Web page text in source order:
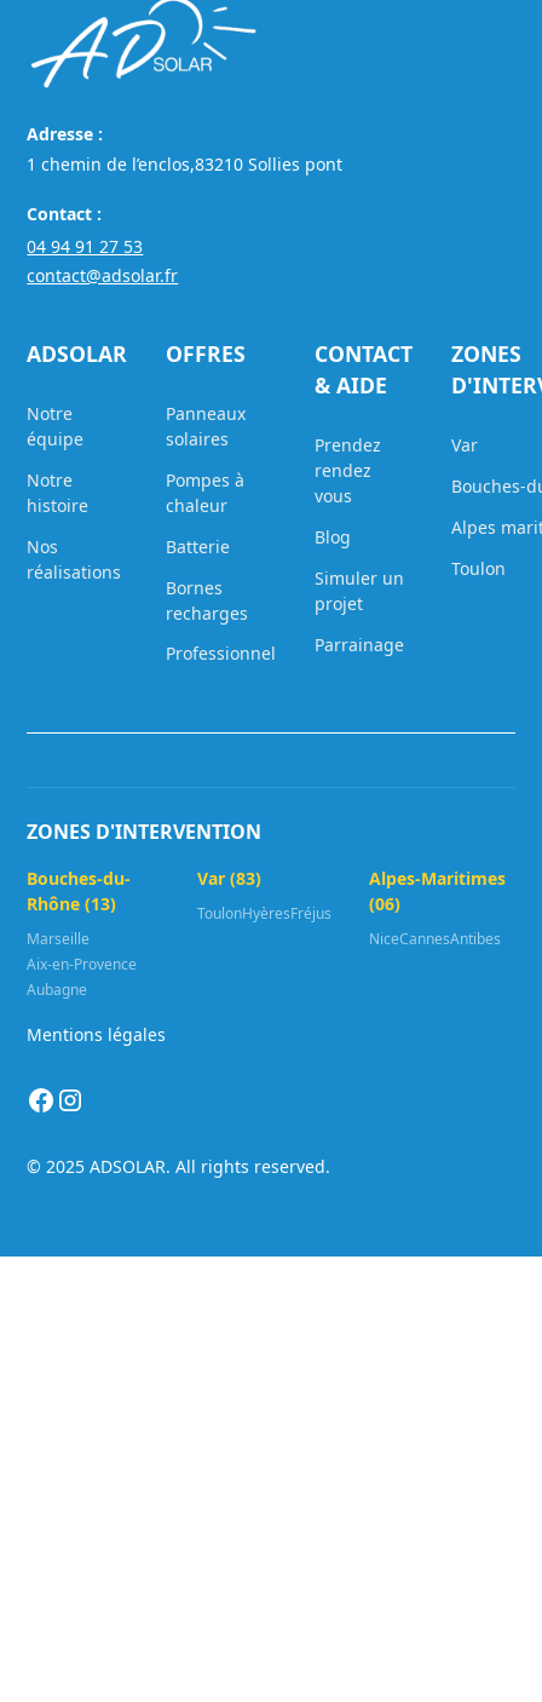
Adresse :
1 chemin de l’enclos,83210 Sollies pont
Contact :
04 94 91 27 53
contact@adsolar.fr
ADSOLAR
Notre
équipe
Notre
histoire
Nos
réalisations
OFFRES
Panneaux
solaires
Pompes à
chaleur
Batterie
Bornes
recharges
Professionnel
CONTACT
& AIDE
Prendez
rendez
vous
Blog
Simuler un
projet
Parrainage
ZONES
Var
Bouches-
Alpes
Toulon
ZONES D'INTERVENTION
Bouches-du-
Rhône (13)
Marseille
Aix-en-Provence
Aubagne
Var (83)
ToulonHyèresFréjus
Alpes-Maritimes
(06)
NiceCannesAntibes
© 2025 ADSOLAR. All rights reserved.
Mentions légales